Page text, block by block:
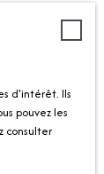
d'intérêt. Ils
pouvez les
consulter